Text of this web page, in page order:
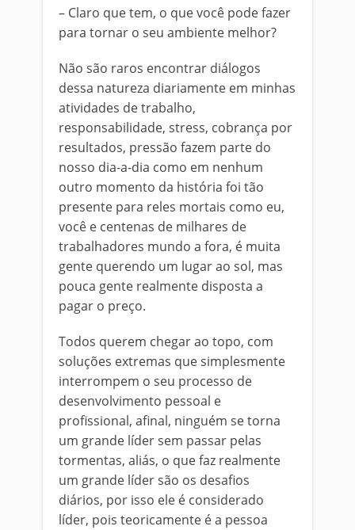
– Claro que tem, o que você pode fazer
para tornar o seu ambiente melhor?
Não são raros encontrar diálogos
dessa natureza diariamente em minhas
atividades de trabalho,
responsabilidade, stress, cobrança por
resultados, pressão fazem parte do
nosso dia-a-dia como em nenhum
outro momento da história foi tão
presente para reles mortais como eu,
você e centenas de milhares de
trabalhadores mundo a fora, é muita
gente querendo um lugar ao sol, mas
pouca gente realmente disposta a
pagar o preço.
Todos querem chegar ao topo, com
soluções extremas que simplesmente
interrompem o seu processo de
desenvolvimento pessoal e
profissional, afinal, ninguém se torna
um grande líder sem passar pelas
tormentas, aliás, o que faz realmente
um grande líder são os desafios
diários, por isso ele é considerado
líder, pois teoricamente é a pessoa